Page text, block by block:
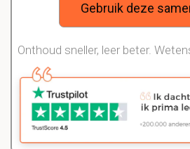
Gebruik deze
Onthoud sneller, leer beter.